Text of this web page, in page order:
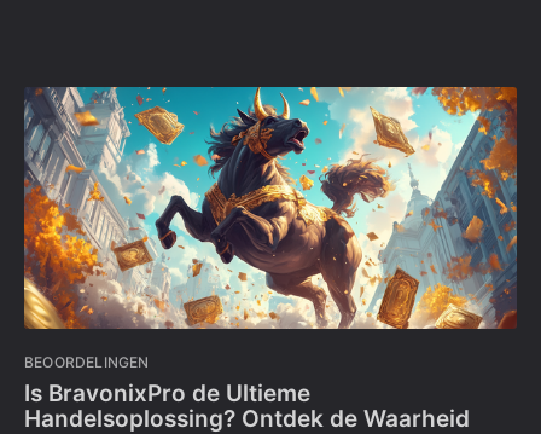
BEOORDELINGEN
Is BravonixPro de Ultieme
Handelsoplossing? Ontdek de Waarheid